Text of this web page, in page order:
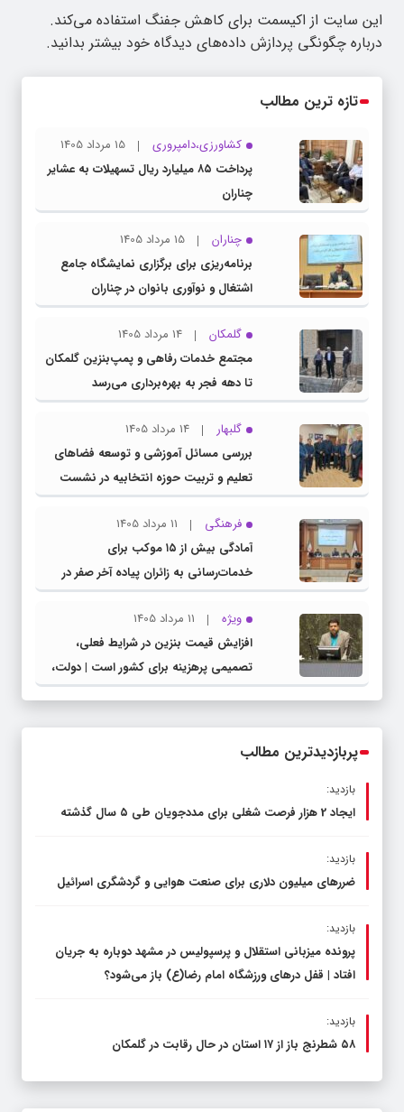
این سایت از اکیسمت برای کاهش جفنگ استفاده می‌کند.
درباره چگونگی پردازش داده‌های دیدگاه خود بیشتر بدانید.
تازه ترین مطالب
کشاورزی،دامپروری
15 مرداد 1405
پرداخت ۸۵ میلیارد ریال تسهیلات به عشایر
چناران
چناران
15 مرداد 1405
برنامه‌ریزی برای برگزاری نمایشگاه جامع
اشتغال و نوآوری بانوان در چناران
گلمکان
14 مرداد 1405
مجتمع خدمات رفاهی و پمپ‌بنزین گلمکان
تا دهه فجر به بهره‌برداری می‌رسد
گلبهار
14 مرداد 1405
بررسی مسائل آموزشی و توسعه فضاهای
تعلیم و تربیت حوزه انتخابیه در نشست
مشترک عضو کمیسیون آموزش مجلس با
مدیرکل آموزش و پرورش خراسان رضوی
فرهنگی
11 مرداد 1405
آمادگی بیش از ۱۵ موکب برای
خدمات‌رسانی به زائران پیاده آخر صفر در
شهرستان چناران
ویژه
11 مرداد 1405
افزایش قیمت بنزین در شرایط فعلی،
تصمیمی پرهزینه برای کشور است | دولت،
قاچاق سوخت و عوامل اصلی ناترازی را
پربازدیدترین مطالب
بازدید:
ایجاد 2 هزار فرصت شغلی برای مددجویان طی ۵ سال گذشته
بازدید:
ضررهای میلیون دلاری برای صنعت هوایی و گردشگری اسرائیل
بازدید:
پرونده میزبانی استقلال و پرسپولیس در مشهد دوباره به جریان
افتاد | قفل در‌های ورزشگاه امام رضا(ع) باز می‌شود؟
بازدید:
۵۸ شطرنج‌ باز از ۱۷ استان در حال رقابت در گلمکان